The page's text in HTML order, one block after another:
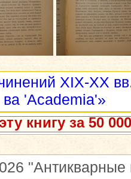
XIX-XX
ва 'Academia'»
книгу за 50
"Антикварные